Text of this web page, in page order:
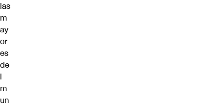
las
m
ay
or
es
de
l
m
un